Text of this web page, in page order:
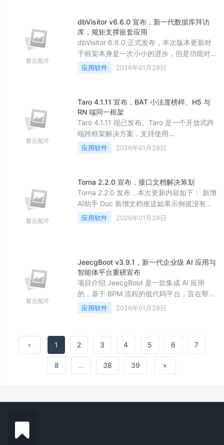
容...
dbVisitor v6.6.0 宣布，新一代数据库拜访
库，规矩支撑嵌套应用
dbVisitor 6.6.0 正式发布，本次版本更新对
于框架本身是一次小小的进步，但是功能对
用户的影响是深远的。核心看点有两个：1 规
则允许嵌套使用了，2 新增了
SQL 一样在 ...
应用软件 2026年01月28日
Taro 4.1.11 宣布，BAT 小法度榜样、H5 与
RN 端同一框架
Taro 4.1.11 现已发布。Taro 是一个开放式跨
端跨框架解决方案，支持使用
React/Vue/Nerv 等框架来开发微信 / 京东 /
百度 / 支付宝 / 字节跳动 / QQ 小程序 / H5
fix(...
应用软件 2026年01月28日
Torna 2.2.0 宣布，接口文档解决筹划
Torna 2.2.0 发布，本次更新内容如下： 新增
AI助手 Doc 新增文档推送如果示例值没有填
让AI生成 优化字典查看 MCP接口新增： 文
档推送MCP，非Java项目也能生成格式化文
应用软件 2026年01月28日
JeecgBoot v3.9.1，新一代企业级 AI 应用与
智能体平台重磅宣布
项目介绍 JeecgBoot 是一款集成 AI 应用
的，基于 BPM 流程的低代码平台，旨在帮助
开发者快速实现低代码开发和构建、部署个
性化的 AI 应用。 前后端分离架构 Ant
SpringCloud，Mybatis，...
应用软件 2026年01月28日
« 1 2 3 4 5 6 7
8 ... 38 39 »